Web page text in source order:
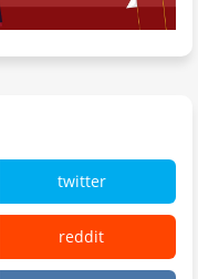
twitter
reddit